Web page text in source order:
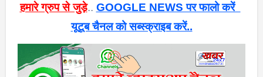
हमारे ग्रुप से जुड़े.. GOOGLE NEWS पर फालो करें
यूटूब चैनल को सब्स्क्राइब करें..